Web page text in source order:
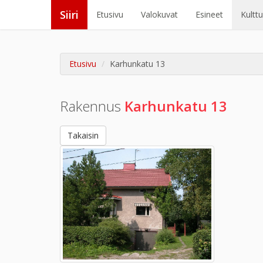
Siiri Etusivu Valokuvat Esineet
Etusivu Karhunkatu 13
Rakennus Karhunkatu 13
Takaisin